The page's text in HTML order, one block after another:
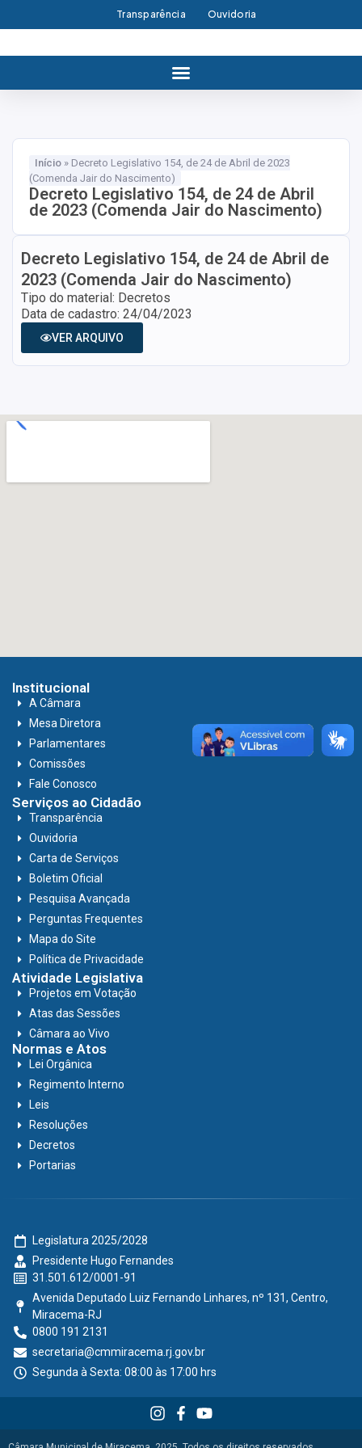
Transparência Ouvidoria
Início » Decreto Legislativo 154, de 24 de Abril de 2023
(Comenda Jair do Nascimento)
Decreto Legislativo 154, de 24 de Abril
de 2023 (Comenda Jair do Nascimento)
Decreto Legislativo 154, de 24 de Abril de
2023 (Comenda Jair do Nascimento)
Tipo do material: Decretos
Data de cadastro: 24/04/2023
VER ARQUIVO
Institucional
A Câmara
Mesa Diretora
Parlamentares
Comissões
Fale Conosco
Serviços ao Cidadão
Transparência
Ouvidoria
Carta de Serviços
Boletim Oficial
Pesquisa Avançada
Perguntas Frequentes
Mapa do Site
Política de Privacidade
Atividade Legislativa
Projetos em Votação
Atas das Sessões
Câmara ao Vivo
Normas e Atos
Lei Orgânica
Regimento Interno
Leis
Resoluções
Decretos
Portarias
Legislatura 2025/2028
Presidente Hugo Fernandes
31.501.612/0001-91
Avenida Deputado Luiz Fernando Linhares, nº 131, Centro,
Miracema-RJ
0800 191 2131
secretaria@cmmiracema.rj.gov.br
Segunda à Sexta: 08:00 às 17:00 hrs